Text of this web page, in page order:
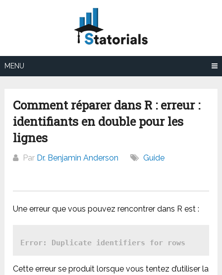
MENU
Comment réparer dans R : erreur :
identifiants en double pour les
lignes
Par Dr. Benjamin Anderson Guide
Une erreur que vous pouvez rencontrer dans R est :
Cette erreur se produit lorsque vous tentez d’utiliser la